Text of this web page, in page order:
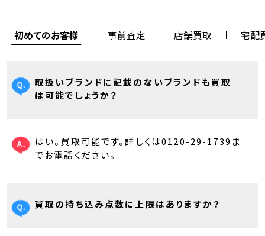
初めてのお客様 事前査定 店舗買取 宅配
取扱いブランドに記載のないブランドも買取
は可能でしょうか？
はい。買取可能です。詳しくは0120-29-1739ま
でお電話ください。
買取の持ち込み点数に上限はありますか？